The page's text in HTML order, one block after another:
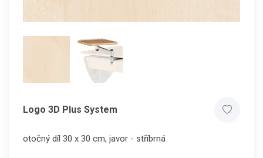
Logo 3D Plus System
otočný díl 30 x 30 cm, javor - stříbrná